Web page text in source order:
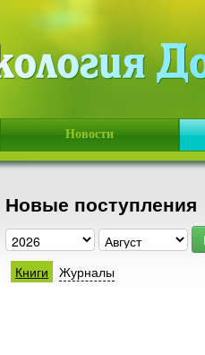
Новости
Новые поступления
Книги Журналы